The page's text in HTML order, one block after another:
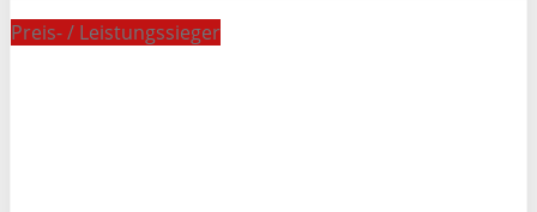
Preis- / Leistungssieger